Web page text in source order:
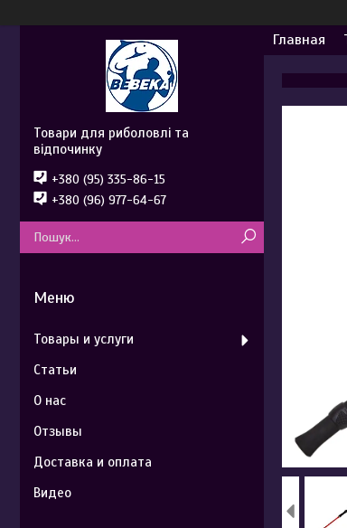
Главная
Товари для риболовлі та
відпочинку
+380 (95) 335-86-15
+380 (96) 977-64-67
Товары и услуги
Статьи
О нас
Отзывы
Доставка и оплата
Видео